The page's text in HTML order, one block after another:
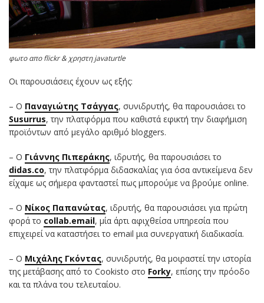
φωτο απο flickr & χρηστη javaturtle
Οι παρουσιάσεις έχουν ως εξής:
– Ο Παναγιώτης Τσάγγας, συνιδρυτής, θα παρουσιάσει το
Susurrus, την πλατφόρμα που καθιστά εφικτή την διαφήμιση
προϊόντων από μεγάλο αριθμό bloggers.
– Ο Γιάννης Πιπεράκης, ιδρυτής, θα παρουσιάσει το
didas.co, την πλατφόρμα διδασκαλίας για όσα αντικείμενα δεν
είχαμε ως σήμερα φανταστεί πως μπορούμε να βρούμε online.
– Ο Νίκος Παπανώτας, ιδρυτής, θα παρουσιάσει για πρώτη
φορά το collab.email, μία άρτι αφιχθείσα υπηρεσία που
επιχειρεί να καταστήσει το email μια συνεργατική διαδικασία.
– Ο Μιχάλης Γκόντας, συνιδρυτής, θα μοιραστεί την ιστορία
της μετάβασης από το Cookisto στο Forky, επίσης την πρόοδο
και τα πλάνα του τελευταίου.